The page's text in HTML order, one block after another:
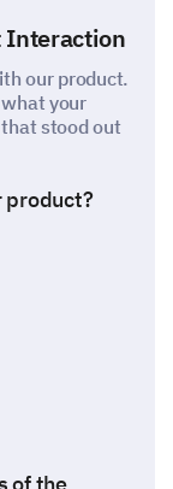
Interaction
our product.
your
stood out
product?